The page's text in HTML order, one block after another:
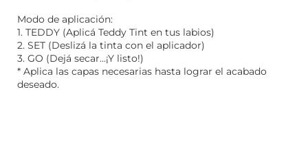
Modo de aplicación:
1. TEDDY (Aplicá Teddy Tint en tus labios)
2. SET (Deslizá la tinta con el aplicador)
3. GO (Dejá secar…¡Y listo!)
* Aplica las capas necesarias hasta lograr el acabado
deseado.